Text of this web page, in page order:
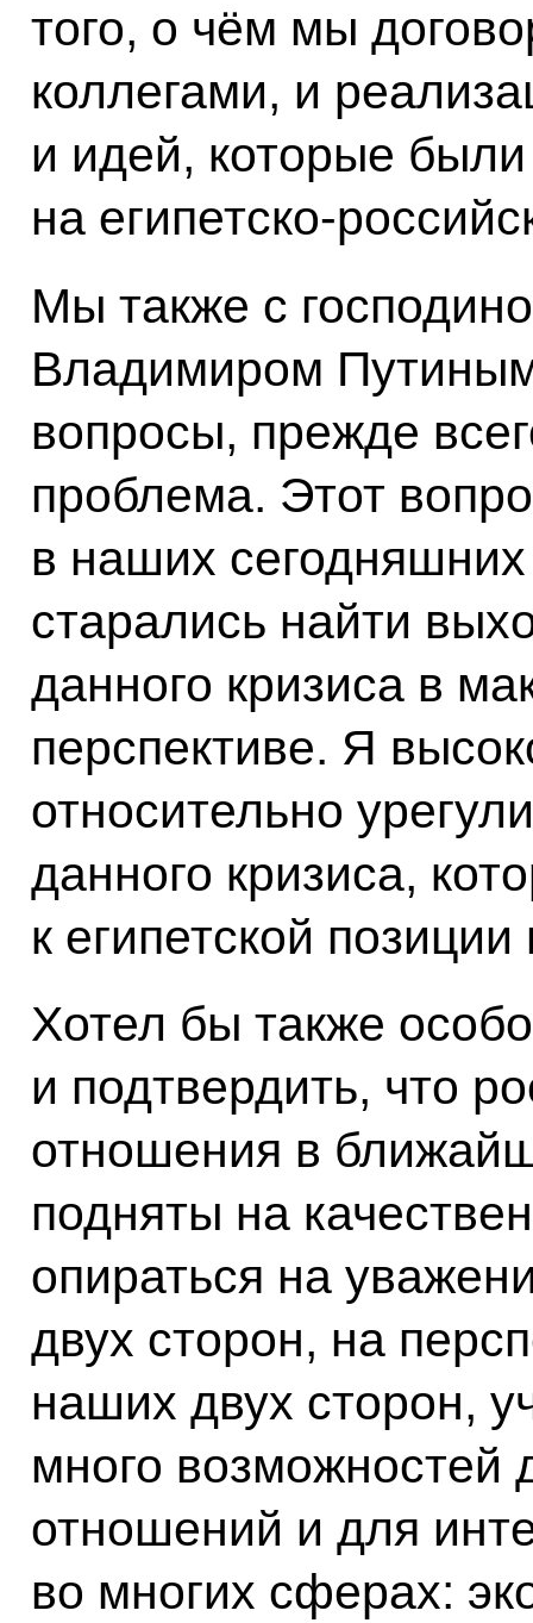
того, о чём мы
коллегами, и
и идей, которые
на египетско-
Мы также с
Владимиром
вопросы, прежде
проблема. Этот
в наших
старались найти
данного кризиса в
перспективе. Я
относительно
данного кризиса,
к египетской
Хотел бы также
и подтвердить, что
отношения в
подняты на
опираться на
двух сторон, на
наших двух сторон,
много возможностей
отношений и для
во многих сферах: